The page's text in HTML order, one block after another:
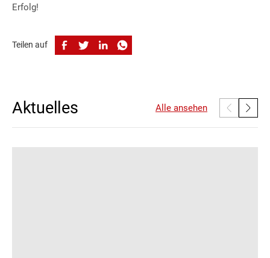
Erfolg!
Teilen auf
Aktuelles Alle ansehen